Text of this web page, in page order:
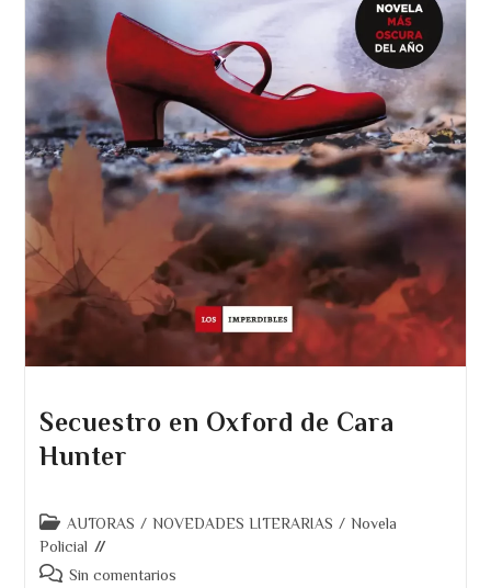
Secuestro en Oxford de Cara
Hunter
Categoría
de
la
AUTORAS / NOVEDADES LITERARIAS / Novela
Policial
Comentarios
Sin comentarios